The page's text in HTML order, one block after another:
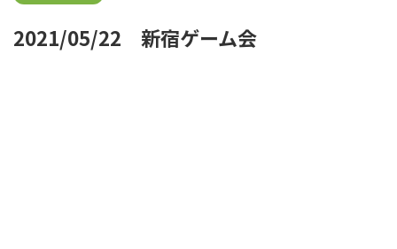
2021/05/22 新宿ゲーム会